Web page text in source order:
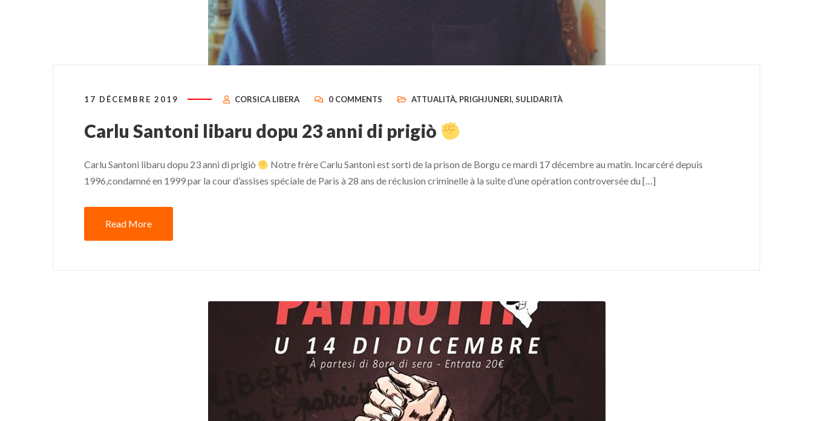
17 DÉCEMBRE 2019 CORSICA LIBERA 0 COMMENTS ATTUALITÀ, PRIGHJUNERI, SULIDARITÀ
Carlu Santoni libaru dopu 23 anni di prigiò
Carlu Santoni libaru dopu 23 anni di prigiò
Notre frère Carlu Santoni est sorti de la prison de Borgu ce mardi 17 décembre au matin. Incarcéré depuis
1996,condamné en 1999 par la cour d’assises spéciale de Paris à 28 ans de réclusion criminelle à la suite d’une opération controversée du […]
Read More